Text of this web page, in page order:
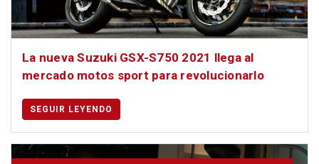
La nueva Suzuki GSX-S750 2021 llega al
mercado motos sport para revolucionarlo
SEGUIR LEYENDO